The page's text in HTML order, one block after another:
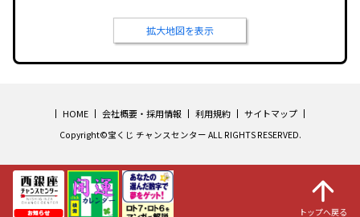
拡大地図を表示
トップへ戻る
HOME 会社概要・採用情報 利用規約 サイトマップ
Copyright©宝くじ チャンスセンター ALL RIGHTS RESERVED.